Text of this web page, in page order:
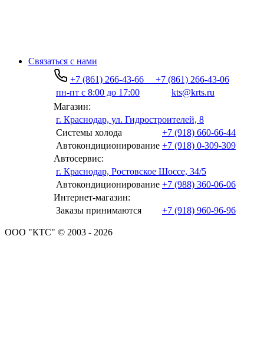
Связаться с нами
+7 (861) 266-43-66
+7 (861) 266-43-06
пн-пт с 8:00 до 17:00
kts@krts.ru
Магазин:
г. Краснодар, ул. Гидростроителей, 8
Системы холода
+7 (918) 660-66-44
Автокондиционирование +7 (918) 0-309-309
Автосервис:
г. Краснодар, Ростовское Шоссе, 34/5
Автокондиционирование +7 (988) 360-06-06
Интернет-магазин:
Заказы принимаются
+7 (918) 960-96-96
ООО "КТС" © 2003 - 2026